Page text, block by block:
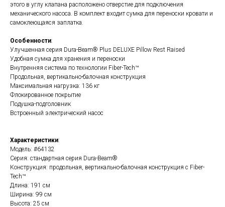
этого в углу клапана расположено отверстие для подключения
механического насоса. В комплект входит сумка для переноски кровати и
самоклеющаяся заплатка.
Особенности:
Улучшенная серия Dura-Beam® Plus DELUXE Pillow Rest Raised
Удобная сумка для хранения и переноски
Внутренняя сиcтема по технологии Fiber-Tech™
Продольная, вертикально-балочная конструкция
Максимальная нагрузка: 136 кг
Флокированное покрытие
Подушка-подголовник
Встроенный электрический насос
Характеристики:
Модель: #64132
Серия: стандартная серия Dura-Beam®
Конструкция: продольная, вертикально-балочная конструкция c Fiber-
Tech™
Длина: 191 см
Ширина: 99 см
Высота: 25 см